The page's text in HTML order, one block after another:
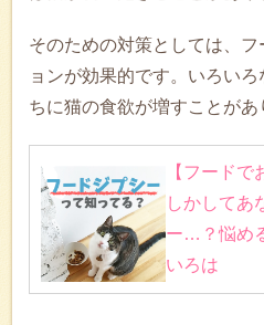
そのための対策としては、
ョンが効果的です。いろい
ちに猫の食欲が増すことがあ
【フード
しかしてあ
ー…？悩め
いろは